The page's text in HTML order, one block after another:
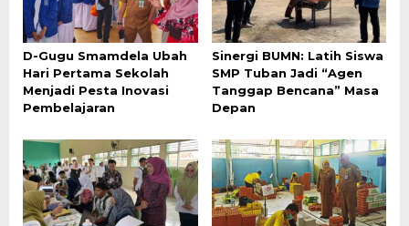
D-Gugu Smamdela Ubah
Hari Pertama Sekolah
Menjadi Pesta Inovasi
Pembelajaran
Sinergi BUMN: Latih Siswa
SMP Tuban Jadi “Agen
Tanggap Bencana” Masa
Depan